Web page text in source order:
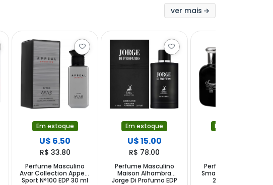
ver mais
Em estoque
U$ 6.50
R$ 33.80
Perfume Masculino
Avar Collection Appeal
Sport N°100 EDP 30 ml
Em estoque
U$ 15.00
R$ 78.00
Perfume Masculino
Maison Alhambra
Jorge Di Profumo EDP
Em estoque
Perfume Masculino
Smart Collection No.
229 EDP 25 ml